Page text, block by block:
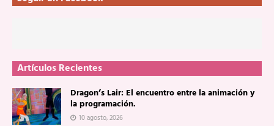
Artículos Recientes
Dragon’s Lair: El encuentro entre la animación y
la programación.
10 agosto, 2026